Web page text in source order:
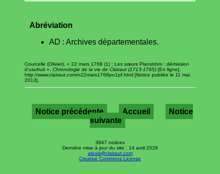
Abréviation
AD : Archives départementales.
Courcelle (Olivier), « 22 mars 1768 (1) : Les sœurs Planström : démission
d'usufruit », Chronologie de la vie de Clairaut (1713-1765) [En ligne],
http://www.clairaut.com/n22mars1768po1pf.html [Notice publiée le 11 mai
2013].
Notice précédente Accueil
Notice
suivante
3847 notices
Dernière mise à jour du site : 14 avril 2026
alexis@clairaut.com
Creative Commons License